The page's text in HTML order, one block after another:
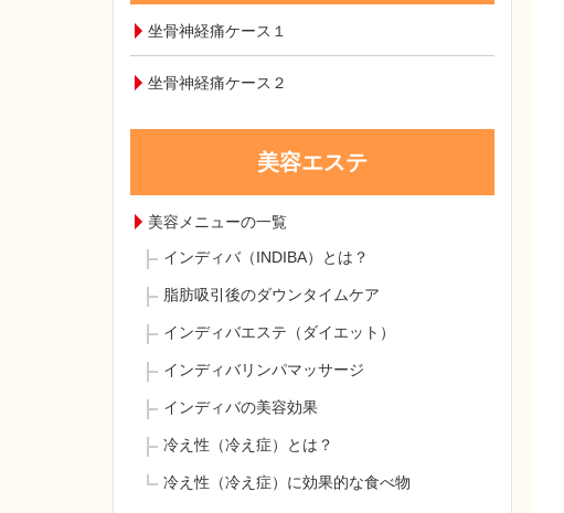
坐骨神経痛ケース１
坐骨神経痛ケース２
美容エステ
美容メニューの一覧
インディバ（INDIBA）とは？
脂肪吸引後のダウンタイムケア
インディバエステ（ダイエット）
インディバリンパマッサージ
インディバの美容効果
冷え性（冷え症）とは？
冷え性（冷え症）に効果的な食べ物